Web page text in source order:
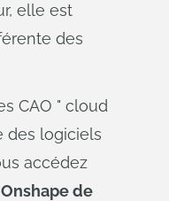
elle est
des
CAO " cloud
des logiciels
accédez
Onshape de